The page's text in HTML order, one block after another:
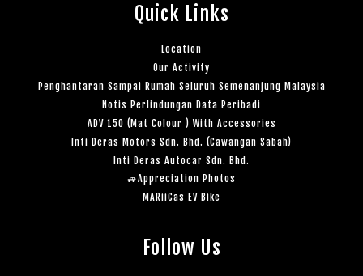
Quick Links
Location
Our Activity
Penghantaran Sampai Rumah Seluruh Semenanjung Malaysia
Notis Perlindungan Data Peribadi
ADV 150 (Mat Colour ) With Accessories
Inti Deras Motors Sdn. Bhd. (Cawangan Sabah)
Inti Deras Autocar Sdn. Bhd.
🚙Appreciation Photos
MARiiCas EV Bike
Follow Us